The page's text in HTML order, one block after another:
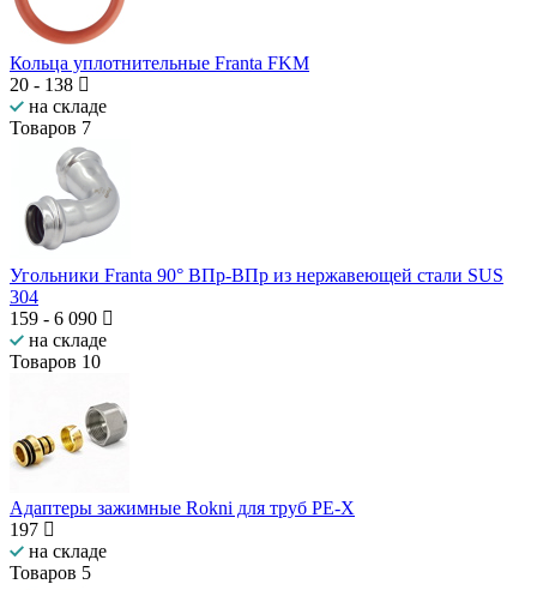
Кольца уплотнительные Franta FKM
20 - 138
на складе
Товаров 7
Угольники Franta 90° ВПр-ВПр из нержавеющей стали SUS
304
159 - 6 090
на складе
Товаров 10
Адаптеры зажимные Rokni для труб PE-X
197
на складе
Товаров 5